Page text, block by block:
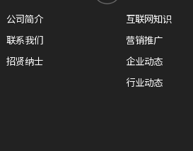
公司简介
联系我们
招贤纳士
互联网知识
营销推广
企业动态
行业动态